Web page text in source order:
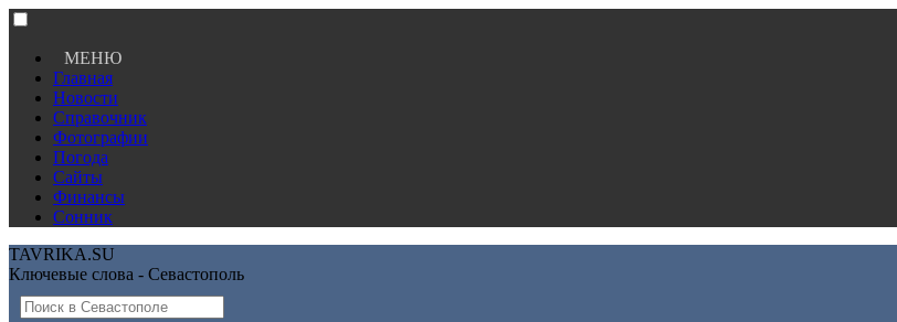
МЕНЮ
Главная
Новости
Справочник
Фотографии
Погода
Сайты
Финансы
Сонник
TAVRIKA.SU
Ключевые слова - Севастополь